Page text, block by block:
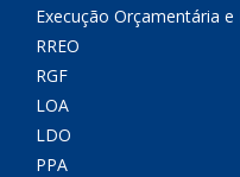
Execução Orçamentária e
RREO
RGF
LOA
LDO
PPA